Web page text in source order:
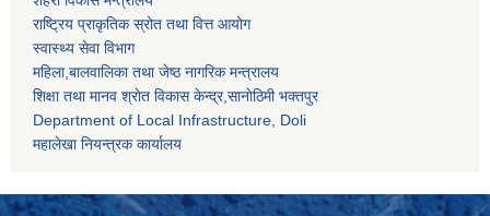
राष्ट्रिय प्राकृतिक स्रोत तथा वित्त आयोग
स्वास्थ्य सेवा विभाग
महिला,बालवालिका तथा जेष्ठ नागरिक मन्त्रालय
शिक्षा तथा मानव श्राेत विकास केन्द्र,सानाेठिमी भक्तपुर
Department of Local Infrastructure, Doli
महालेखा नियन्त्रक कार्यालय